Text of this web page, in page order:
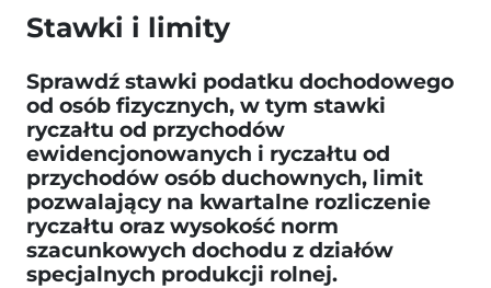
Stawki i limity
Sprawdź stawki podatku dochodowego
od osób fizycznych, w tym stawki
ryczałtu od przychodów
ewidencjonowanych i ryczałtu od
przychodów osób duchownych, limit
pozwalający na kwartalne rozliczenie
ryczałtu oraz wysokość norm
szacunkowych dochodu z działów
specjalnych produkcji rolnej.